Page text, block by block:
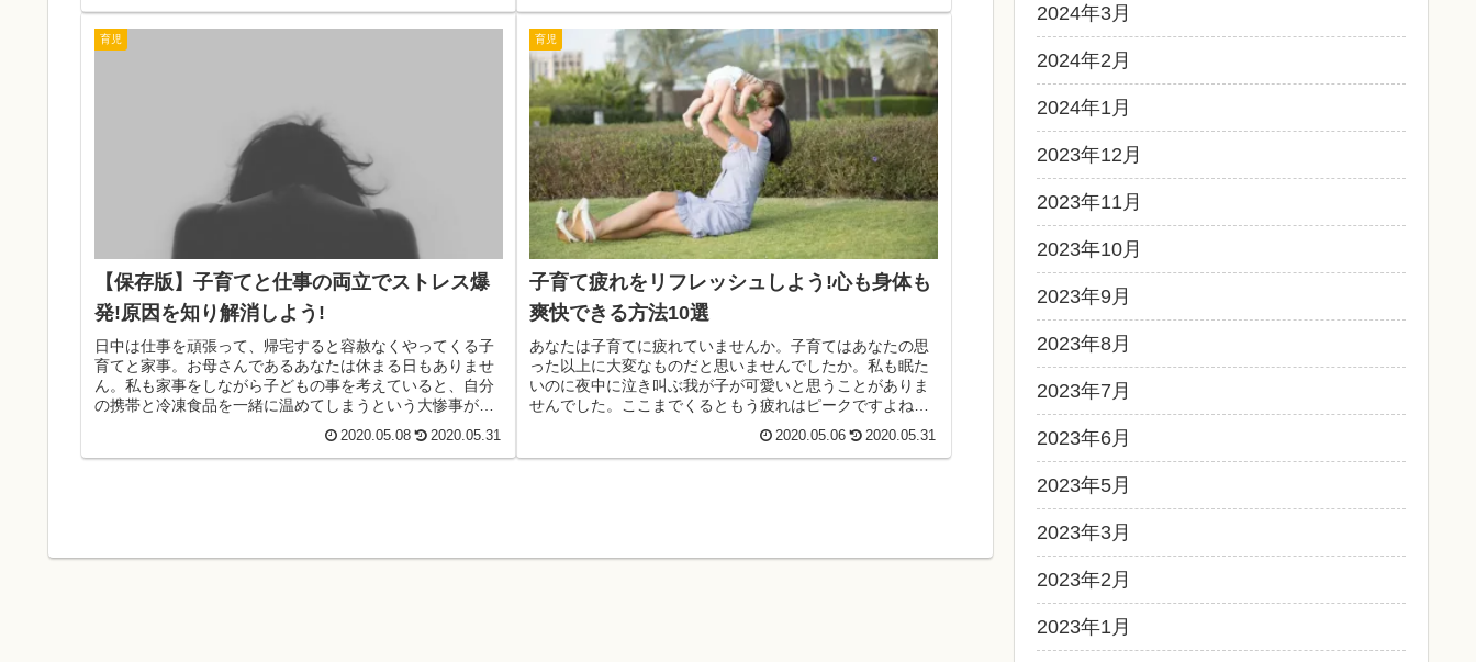
育児
【保存版】子育てと仕事の両立でストレス爆
発!原因を知り解消しよう!
日中は仕事を頑張って、帰宅すると容赦なくやってくる子
育てと家事。お母さんであるあなたは休まる日もありませ
ん。私も家事をしながら子どもの事を考えていると、自分
の携帯と冷凍食品を一緒に温めてしまうという大惨事があ
りました。さすがに私、疲れてるな...
2020.05.08 2020.05.31
育児
子育て疲れをリフレッシュしよう!心も身体も
爽快できる方法10選
あなたは子育てに疲れていませんか。子育てはあなたの思
った以上に大変なものだと思いませんでしたか。私も眠た
いのに夜中に泣き叫ぶ我が子が可愛いと思うことがありま
せんでした。ここまでくるともう疲れはピークですよね。
2020.05.06 2020.05.31
2024年3月
2024年2月
2024年1月
2023年12月
2023年11月
2023年10月
2023年9月
2023年8月
2023年7月
2023年6月
2023年5月
2023年3月
2023年2月
2023年1月